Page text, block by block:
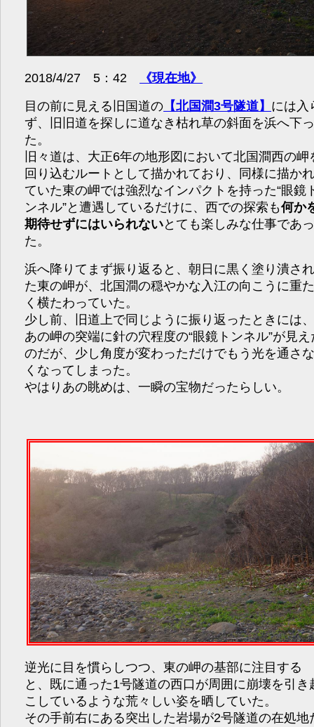
2018/4/27 5：42
《現在地》
目の前に見える旧国道の 【北国澗3号隧道】 には入
ず、旧旧道を探しに道なき枯れ草の斜面を浜へ下
た。
旧々道は、大正6年の地形図において北国澗西の岬
回り込むルートとして描かれており、同様に描か
ていた東の岬では強烈なインパクトを持った“眼鏡
ンネル”と遭遇しているだけに、西での探索も何か
期待せずにはいられないとても楽しみな仕事であ
た。
浜へ降りてまず振り返ると、朝日に黒く塗り潰さ
た東の岬が、北国澗の穏やかな入江の向こうに重
く横たわっていた。
少し前、旧道上で同じように振り返ったときには
あの岬の突端に針の穴程度の“眼鏡トンネル”が見え
のだが、少し角度が変わっただけでもう光を通さ
くなってしまった。
やはりあの眺めは、一瞬の宝物だったらしい。
逆光に目を慣らしつつ、東の岬の基部に注目する
と、既に通った1号隧道の西口が周囲に崩壊を引き
こしているような荒々しい姿を晒していた。
その手前右にある突出した岩場が2号隧道の在処地